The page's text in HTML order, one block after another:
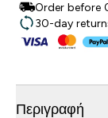
Order before
30-day
Περιγραφή